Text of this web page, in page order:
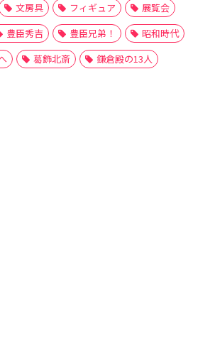
文房具 フィギュア
展覧会
豊臣秀吉 豊臣兄弟！
昭和時代
葛飾北斎 鎌倉殿の13人